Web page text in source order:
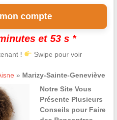
compte
et 52 s *
! Swipe pour voir
» Marizy-Sainte-Geneviève
Notre Site Vous
Présente Plusieurs
Conseils pour Faire